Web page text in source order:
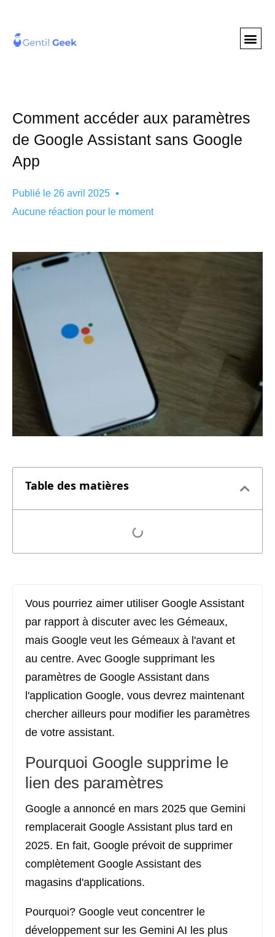
Comment accéder aux paramètres
de Google Assistant sans Google
App
Publié le 26 avril 2025
Aucune réaction pour le moment
Table des matières
Vous pourriez aimer utiliser Google Assistant
par rapport à discuter avec les Gémeaux,
mais Google veut les Gémeaux à l'avant et
au centre. Avec Google supprimant les
paramètres de Google Assistant dans
l'application Google, vous devrez maintenant
chercher ailleurs pour modifier les paramètres
de votre assistant.
Pourquoi Google supprime le
lien des paramètres
Google a annoncé en mars 2025 que Gemini
remplacerait Google Assistant plus tard en
2025. En fait, Google prévoit de supprimer
complètement Google Assistant des
magasins d'applications.
Pourquoi? Google veut concentrer le
développement sur les Gemini AI les plus